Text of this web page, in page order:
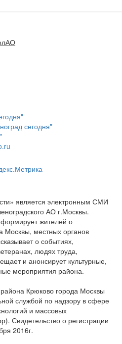
сегодня"
является электронным СМИ
АО г.Москвы.
жителей о
Москвы, местных органов
о событиях,
людях труда,
и анонсирует культурные,
мероприятия района.
Крюково города Москвы
службой по надзору в сфере
и массовых
Свидетельство о регистрации
2016г.